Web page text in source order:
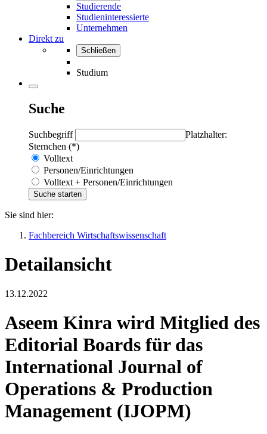
Studierende
Studieninteressierte
Unternehmen
Direkt zu
Schließen
Studium
Suche
Suchbegriff
Platzhalter:
Sternchen (*)
Volltext
Personen/Einrichtungen
Volltext + Personen/Einrichtungen
Sie sind hier:
Fachbereich Wirtschaftswissenschaft
Detailansicht
13.12.2022
Aseem Kinra wird Mitglied des
Editorial Boards für das
International Journal of
Operations & Production
Management (IJOPM)